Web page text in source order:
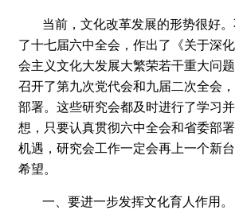
当前，文化改革发展的形势很好
了十七届六中全会，作出了《关于深
会主义文化大发展大繁荣若干重大问
召开了第九次党代会和九届二次全会
部署。这些研究会都及时进行了学习
想，只要认真贯彻六中全会和省委部
机遇，研究会工作一定会再上一个新
希望。
一、要进一步发挥文化育人作用。